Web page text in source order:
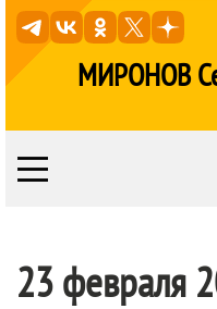
МИРОНОВ
23 февраля